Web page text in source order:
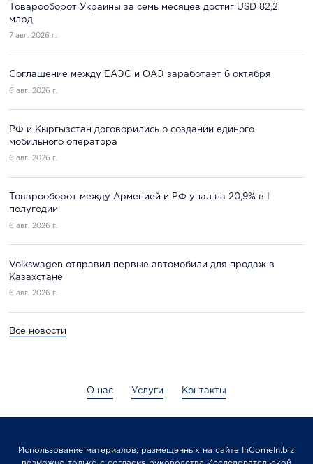
Товарооборот Украины за семь месяцев достиг USD 82,2
млрд
7 авг. 2026 г.
Соглашение между ЕАЭС и ОАЭ заработает 6 октября
6 авг. 2026 г.
РФ и Кыргызстан договорились о создании единого
мобильного оператора
6 авг. 2026 г.
Товарооборот между Арменией и РФ упал на 20,9% в I
полугодии
6 авг. 2026 г.
Volkswagen отправил первые автомобили для продаж в
Казахстане
6 авг. 2026 г.
Все новости
О нас Услуги Контакты
Использование материалов, размещенных на сайте InComeIn.biz